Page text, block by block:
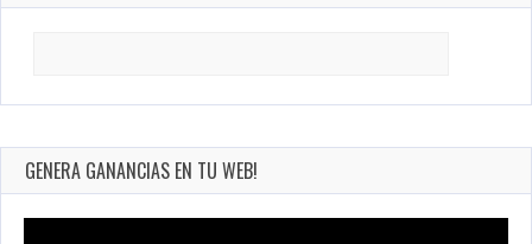
GENERA GANANCIAS EN TU WEB!